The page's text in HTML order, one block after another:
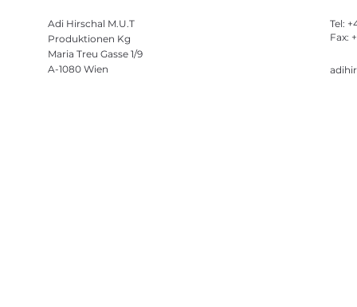
Adi Hirschal M.U.T
Produktionen Kg
Maria Treu Gasse 1/9
A-1080 Wien
Tel:
Fax: